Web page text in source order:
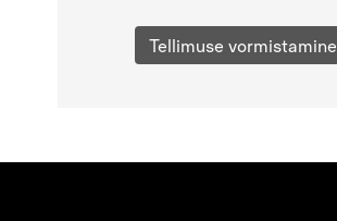
Tellimuse vormistamine